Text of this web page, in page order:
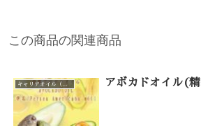
この商品の関連商品
キャリアオイル（カテゴリー一覧） アボカドオイル(